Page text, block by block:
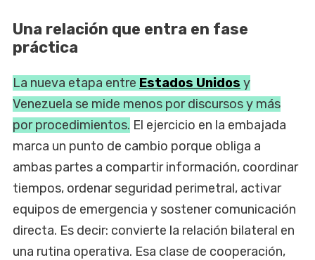
Una relación que entra en fase
práctica
La nueva etapa entre Estados Unidos y
Venezuela se mide menos por discursos y más
por procedimientos. El ejercicio en la embajada
marca un punto de cambio porque obliga a
ambas partes a compartir información, coordinar
tiempos, ordenar seguridad perimetral, activar
equipos de emergencia y sostener comunicación
directa. Es decir: convierte la relación bilateral en
una rutina operativa. Esa clase de cooperación,